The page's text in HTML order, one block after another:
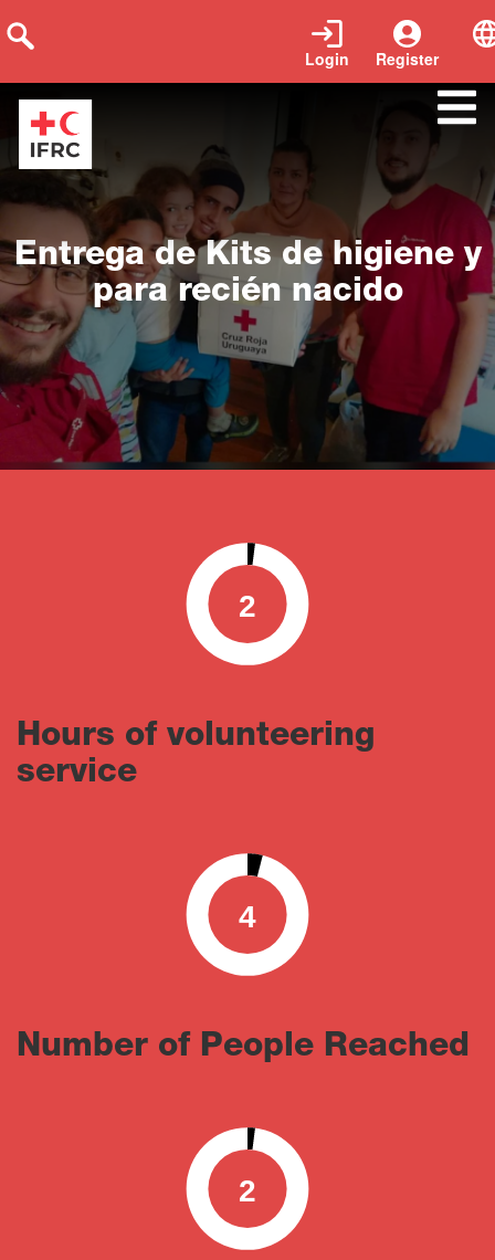
Register
Login
Entrega de Kits de higiene y
para recién nacido
2
0 100
Hours of volunteering
service
4
0 100
Number of People Reached
2
0 100